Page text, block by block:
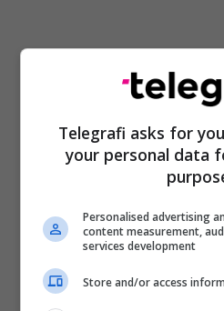
Telegrafi asks for
your personal data
Personalised advertising
content measurement,
services development
Store and/or access